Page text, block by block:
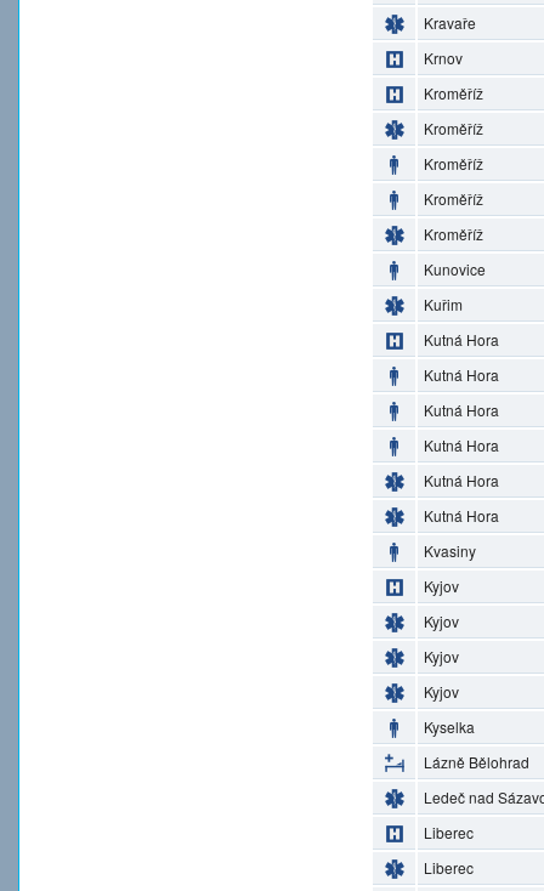
Kravaře
Krnov
Kroměříž
Kroměříž
Kroměříž
Kroměříž
Kroměříž
Kunovice
Kuřim
Kutná Hora
Kutná Hora
Kutná Hora
Kutná Hora
Kutná Hora
Kutná Hora
Kvasiny
Kyjov
Kyjov
Kyjov
Kyjov
Kyselka
Lázně Bělohrad
Ledeč nad
Liberec
Liberec